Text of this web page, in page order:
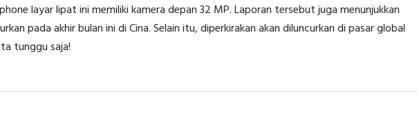
layar lipat ini memiliki kamera depan 32 MP. Laporan tersebut juga menunjukkan
pada akhir bulan ini di Cina. Selain itu, diperkirakan akan diluncurkan di pasar global
tunggu saja!